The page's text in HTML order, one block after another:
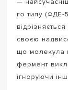
го типу (ФДЕ-
своєю
що молекула
фермент
ігноруючи